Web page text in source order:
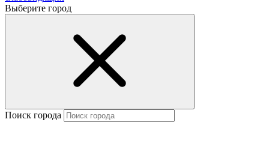
Выберите город
Поиск города